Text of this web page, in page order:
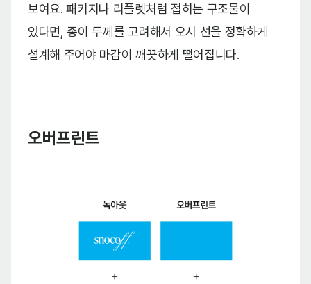
보여요. 패키지나 리플렛처럼 접히는 구조물이
있다면, 종이 두께를 고려해서 오시 선을 정확하게
설계해 주어야 마감이 깨끗하게 떨어집니다.
오버프린트